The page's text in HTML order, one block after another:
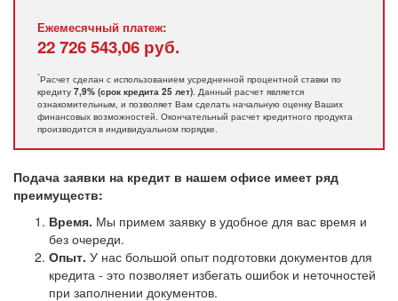
Ежемесячный платеж:
22 726 543,06 руб.
*Расчет сделан с использованием усредненной процентной ставки по
кредиту 7,9% (срок кредита 25 лет). Данный расчет является
ознакомительным, и позволяет Вам сделать начальную оценку Ваших
финансовых возможностей. Окончательный расчет кредитного продукта
производится в индивидуальном порядке.
Подача заявки на кредит в нашем офисе имеет ряд
преимуществ:
Время. Мы примем заявку в удобное для вас время и
без очереди.
Опыт. У нас большой опыт подготовки документов для
кредита - это позволяет избегать ошибок и неточностей
при заполнении документов.